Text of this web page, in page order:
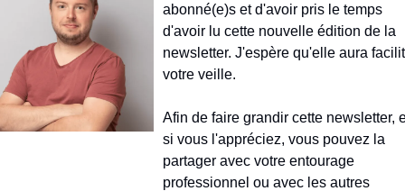
abonné(e)s et d'avoir pris le temps
d'avoir lu cette nouvelle édition de la
newsletter. J'espère qu'elle aura
votre veille.
Afin de faire grandir cette newsletter,
si vous l'appréciez, vous pouvez la
partager avec votre entourage
professionnel ou avec les autres